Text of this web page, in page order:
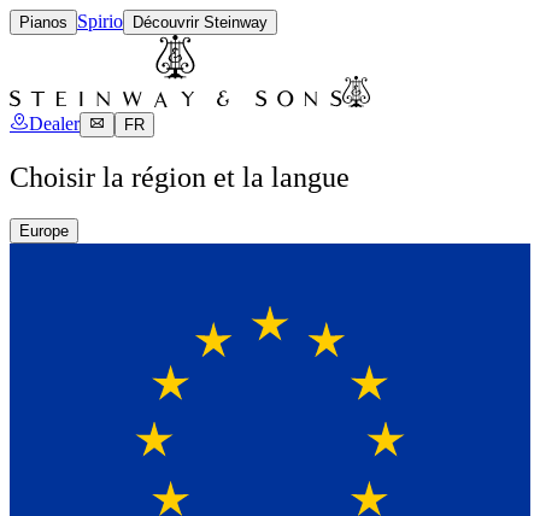
Pianos Spirio Découvrir Steinway
Dealer FR
Choisir la région et la langue
Europe